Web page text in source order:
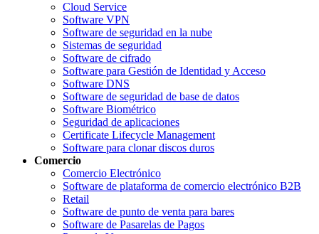
Cloud Service
Software VPN
Software de seguridad en la nube
Sistemas de seguridad
Software de cifrado
Software para Gestión de Identidad y Acceso
Software DNS
Software de seguridad de base de datos
Software Biométrico
Seguridad de aplicaciones
Certificate Lifecycle Management
Software para clonar discos duros
Comercio
Comercio Electrónico
Software de plataforma de comercio electrónico B2B
Retail
Software de punto de venta para bares
Software de Pasarelas de Pagos